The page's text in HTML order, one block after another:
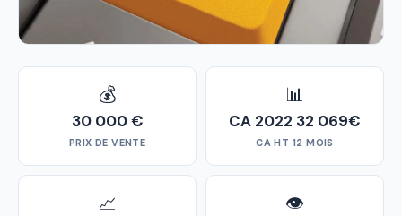
💰
30 000 €
PRIX DE VENTE
📊
CA 2022 32 069€
CA HT 12 MOIS
📈 👁